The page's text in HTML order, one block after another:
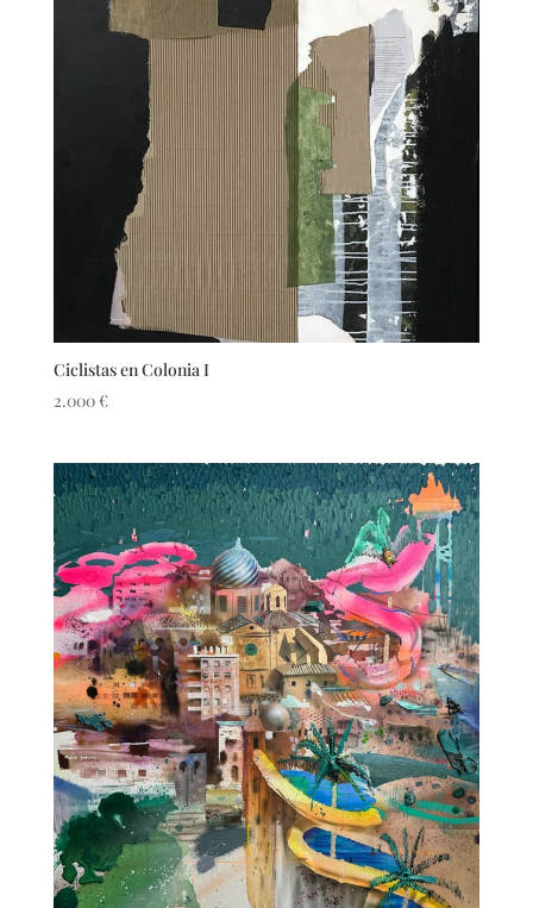
Ciclistas en Colonia I
2.000 €